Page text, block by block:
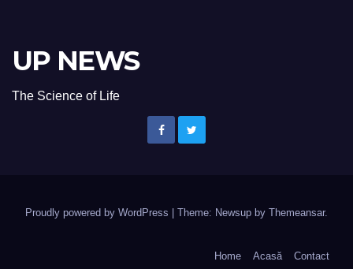
UP NEWS
The Science of Life
Proudly powered by WordPress Theme: Newsup by Themeansar.
Home Acasă Contact